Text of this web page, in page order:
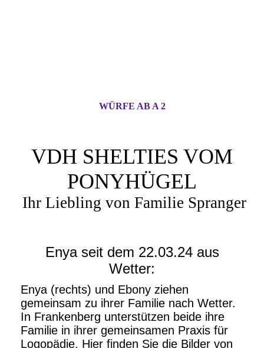
WÜRFE AB A 2
VDH SHELTIES VOM
PONYHÜGEL
Ihr Liebling von Familie Spranger
Enya seit dem 22.03.24 aus
Wetter:
Enya (rechts) und Ebony ziehen
gemeinsam zu ihrer Familie nach Wetter.
In Frankenberg unterstützen beide ihre
Familie in ihrer gemeinsamen Praxis für
Logopädie. Hier finden Sie die Bilder von